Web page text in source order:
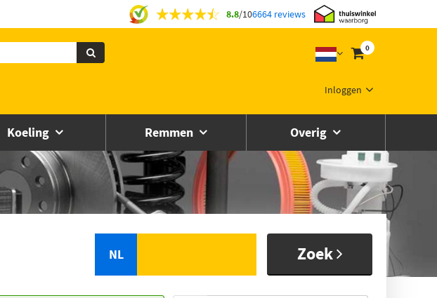
8.8/106664 reviews
0
Inloggen
Koeling Remmen Overig
NL Zoek